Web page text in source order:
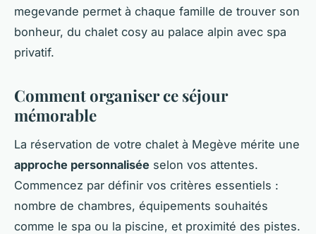
megevande permet à chaque famille de trouver son
bonheur, du chalet cosy au palace alpin avec spa
privatif.
Comment organiser ce séjour
mémorable
La réservation de votre chalet à Megève mérite une
approche personnalisée selon vos attentes.
Commencez par définir vos critères essentiels :
nombre de chambres, équipements souhaités
comme le spa ou la piscine, et proximité des pistes.